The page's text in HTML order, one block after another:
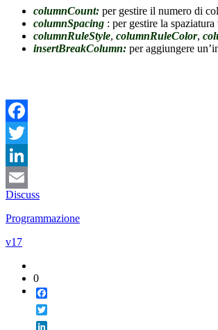
columnCount: per gestire il numero di
columnSpacing : per gestire la
columnRuleStyle, columnRuleColor,
insertBreakColumn: per aggiungere
Facebook
Twitter
LinkedIn
Email
Discuss
Programmazione
v17
0